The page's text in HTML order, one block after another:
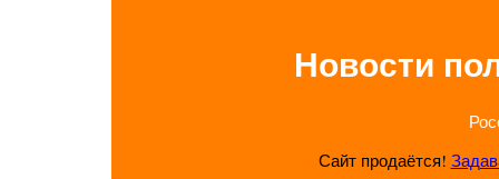
Новости
Сайт продаётся!